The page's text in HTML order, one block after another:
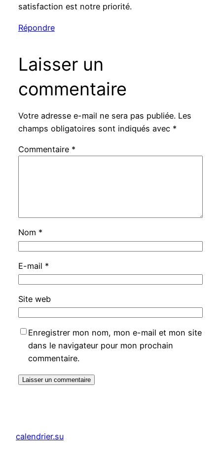
satisfaction est notre priorité.
Répondre
Laisser un
commentaire
Votre adresse e-mail ne sera pas publiée. Les
champs obligatoires sont indiqués avec *
Commentaire *
Nom *
E-mail *
Site web
Enregistrer mon nom, mon e-mail et mon site
dans le navigateur pour mon prochain
commentaire.
calendrier.su